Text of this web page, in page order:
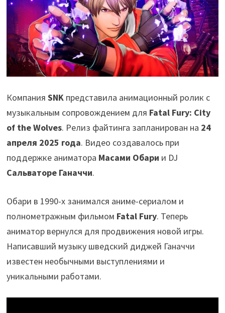
Компания SNKпредставила анимационный ролик с
музыкальным сопровождением для Fatal Fury: City
of the Wolves. Релиз файтинга запланирован на 24
апреля 2025 года. Видео создавалось при
поддержке аниматора Масами Обари и DJ
Сальваторе Ганаччи.
Обари в 1990-х занимался аниме-сериалом и
полнометражным фильмом Fatal Fury. Теперь
аниматор вернулся для продвижения новой игры.
Написавший музыку шведский диджей Ганаччи
известен необычными выступлениями и
уникальными работами.